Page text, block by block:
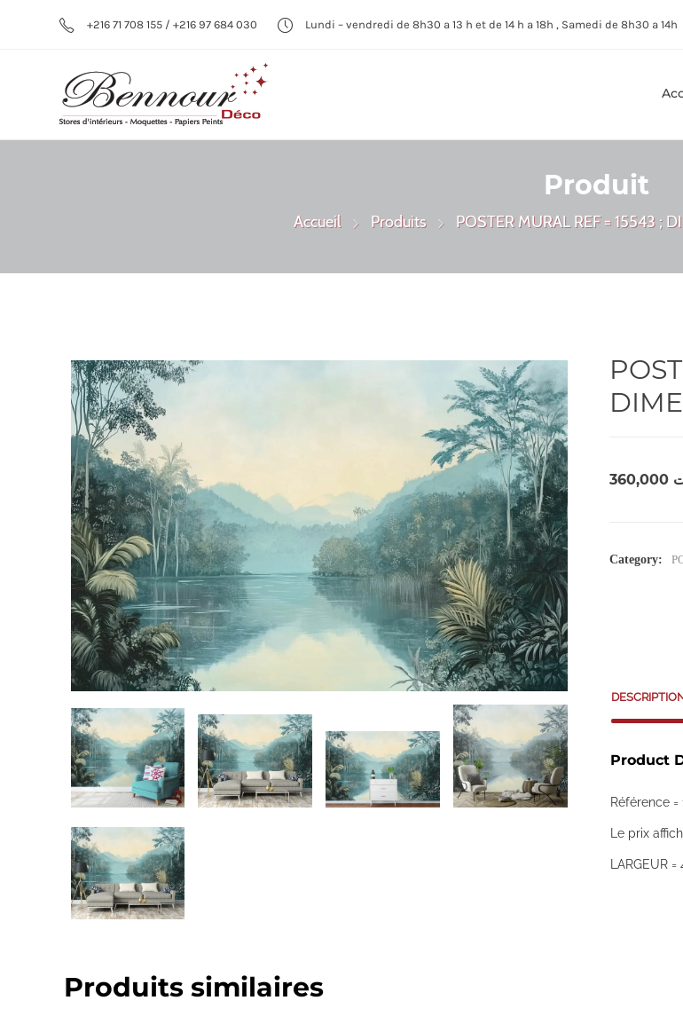
+216 71 708 155 / +216 97 684 030 Lundi – vendredi de 8h30 a 13 h et de 14 h a 18h , Samedi de 8h30 a 14h
Produit
Accueil Produits POSTER MURAL REF = 15543 ;
Category:
Product
Référence =
Le prix
LARGEUR
Produits similaires